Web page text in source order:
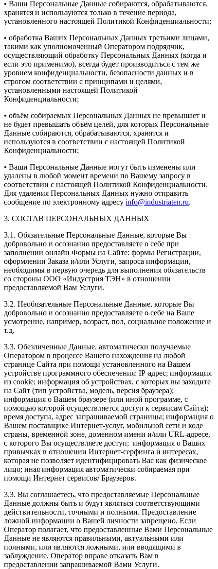
• Ваши Персональные Данные собираются, обрабатываются,
хранятся и используются только в течение периода,
установленного настоящей Политикой Конфиденциальности;
• обработка Ваших Персональных Данных третьими лицами,
такими как уполномоченный Оператором подрядчик,
осуществляющий обработку Персональных Данных (когда и
если это применимо), всегда будет производиться с тем же
уровнем конфиденциальности, безопасности данных и в
строгом соответствии с принципами и целями,
установленными настоящей Политикой
Конфиденциальности;
• объём собираемых Персональных Данных не превышает и
не будет превышать объём целей, для которых Персональные
Данные собираются, обрабатываются, хранятся и
используются в соответствии с настоящей Политикой
Конфиденциальности;
• Ваши Персональные Данные могут быть изменены или
удалены в любой момент времени по Вашему запросу в
соответствии с настоящей Политикой Конфиденциальности.
Для удаления Персональных Данных нужно отправить
сообщение по электронному адресу info@industriaten.ru.
3. СОСТАВ ПЕРСОНАЛЬНЫХ ДАННЫХ
3.1. Обязательные Персональные Данные, которые Вы
добровольно и осознанно предоставляете о себе при
заполнении онлайн Формы на Сайте: формы Регистрации,
оформлении Заказа и/или Услуги, запроса информации,
необходимы в первую очередь для выполнения обязательств
со стороны ООО «Индустрия ТЭН» в отношении
предоставляемой Вам Услуги.
3.2. Необязательные Персональные Данные, которые Вы
добровольно и осознанно предоставляете о себе на Ваше
усмотрение, например, возраст, пол, социальное положение и
т.д.
3.3. Обезличенные Данные, автоматически получаемые
Оператором в процессе Вашего нахождения на любой
странице Сайта при помощи установленного на Вашем
устройстве программного обеспечения: IP-адрес; информация
из cookie; информация об устройствах, с которых вы заходите
на Сайт (тип устройства, модель, версия браузера);
информация о Вашем браузере (или иной программе, с
помощью которой осуществляется доступ к сервисам Сайта);
время доступа, адрес запрашиваемой страницы; информация о
Вашем поставщике Интернет-услуг, мобильной сети и коде
страны, временной зоне, доменном имени и/или URL-адресе,
с которого Вы осуществляете доступ; информация о Ваших
привычках в отношении Интернет-серфинга и интересах,
которая не позволяет идентифицировать Вас как физическое
лицо; иная информация автоматически собираемая при
помощи Интернет сервисов/ Браузеров.
3.3. Вы соглашаетесь, что предоставляемые Персональные
Данные должны быть и будут являться соответствующими
действительности, точными и полными. Предоставление
ложной информации о Вашей личности запрещено. Если
Оператор полагает, что предоставленные Вами Персональные
Данные не являются правильными, актуальными или
полными, или являются ложными, или вводящими в
заблуждение, Оператор вправе отказать Вам в
предоставлении запрашиваемой Вами Услуги.